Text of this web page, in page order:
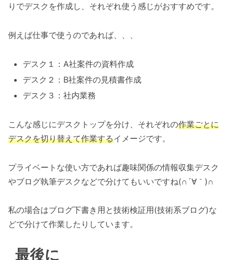
りでデスクを作成し、それぞれ使う感じがおすすめです。
例えば仕事で使うのであれば、、、
デスク１：A社案件の資料作成
デスク２：B社案件の見積書作成
デスク３：社内業務
こんな感じにデスクトップを分け、それぞれの作業ごとに
デスクを切り替えて作業するイメージです。
プライベートな使い方であれば趣味関係の情報収集デスク
やブログ執筆デスクなどで分けてもいいですね(∩´∀｀)∩
私の場合はブログ下書き用と技術検証用(技術系ブログ)な
どで分けて作業したりしています。
最後に